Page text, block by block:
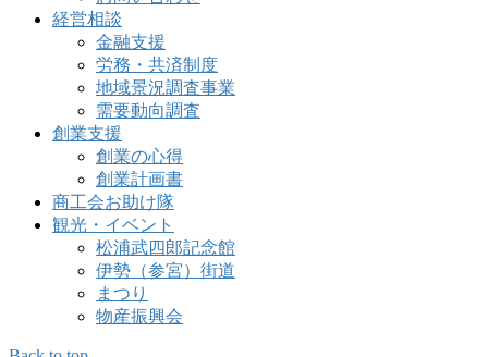
経営相談
金融支援
労務・共済制度
地域景況調査事業
需要動向調査
創業支援
創業の心得
創業計画書
商工会お助け隊
観光・イベント
松浦武四郎記念館
伊勢（参宮）街道
まつり
物産振興会